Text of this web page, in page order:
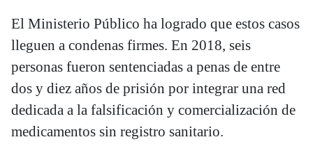
El Ministerio Público ha logrado que estos casos
lleguen a condenas firmes. En 2018, seis
personas fueron sentenciadas a penas de entre
dos y diez años de prisión por integrar una red
dedicada a la falsificación y comercialización de
medicamentos sin registro sanitario.